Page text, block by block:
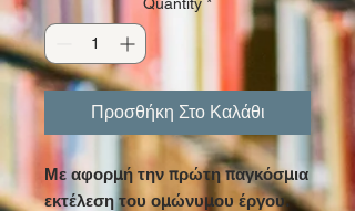
Προσθήκη Στο Καλάθι
Με αφορμή την πρώτη παγκόσμια
εκτέλεση του ομώνυμου έργου.